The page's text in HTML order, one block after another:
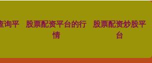
询平
股票配资平台的行
情
股票配资炒股平
台